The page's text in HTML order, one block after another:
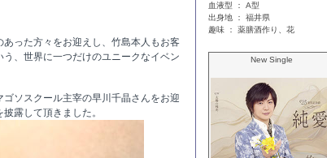
った方々をお迎えし、竹島本人もお客
、世界に一つだけのユニークなイベン
ソスクール主宰の早川千晶さんをお迎
露して頂きました。
血液型 ： A型
出身地 ： 福井県
趣味 ： 薬膳酒作り、花
New Single